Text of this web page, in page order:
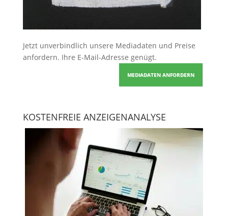
Jetzt unverbindlich unsere Mediadaten und Preise
anfordern. Ihre E-Mail-Adresse genügt.
MEDIADATEN ANFORDERN
KOSTENFREIE ANZEIGENANALYSE